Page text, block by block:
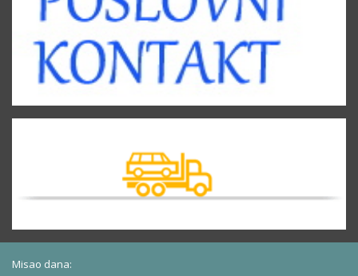
Misao dana: